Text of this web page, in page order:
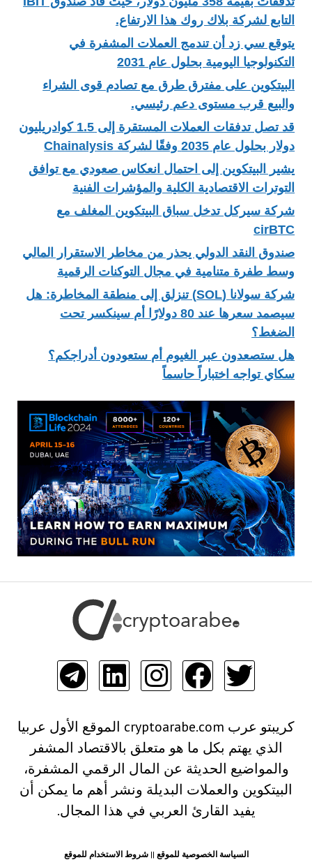
التابع لشركة بلاك روك هذا الارتفاع.
يتوقع سي زد أن تندمج العملات المشفرة في
التكنولوجيا اليومية بحلول عام 2031
البيتكوين على مفترق طرق مع تصادم قوى الشراء
والبيع قرب مستوى دعم رئيسي.
قد تصل تدفقات العملات المستقرة إلى 1.5 كوادريليون
دولار بحلول عام 2035 وفقًا لشركة Chainalysis
يشير البيتكوين إلى احتمال انعكاس صعودي مع توافق
التوترات الاقتصادية الكلية والمؤشرات الفنية
شركة سيركل تدخل سباق البيتكوين المغلف مع
cirBTC
صندوق النقد الدولي يحذر من مخاطر الاستقرار المالي
وسط طفرة متنامية في مجال التوكنات الرقمية
شركة سولانا (SOL) تنزلق إلى منطقة المخاطرة: هل
سيصمد سعرها عند 80 دولارًا أم سينكسر تحت
الضغط؟
هل ستصعدون عبر الغيوم أم ستعودون أدراجكم؟
سكاي تواجه اختباراً حاسماً
كريبتو عرب cryptoarabe.com الموقع الأول عربيا
الذي يهتم بكل ما هو متعلق بالاقتصاد المشفر
والمواضيع الحديثة عن المال الرقمي المشفرة،
البيتكوين والعملات البديلة ونشر أهم ما يمكن أن
يفيد القارئ العربي في هذا المجال.
السياسة الخصوصية للموقع ||شروط الاستخدام للموقع